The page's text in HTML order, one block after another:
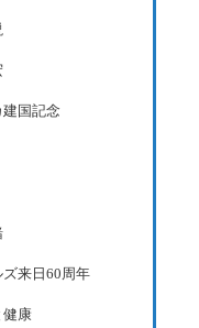
建国記念
ズ来日60周年
健康